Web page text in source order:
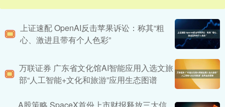
上证速配 OpenAI反击苹果诉讼：称其“粗
心、激进且带有个人色彩”
万联证券 广东省文化馆AI智能应用入选文旅
部“人工智能+文化和旅游”应用生态图谱